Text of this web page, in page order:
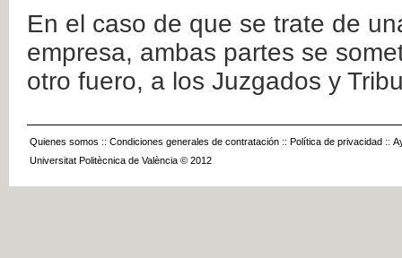
En el caso de que se trate de
empresa, ambas partes se
otro fuero, a los Juzgados y
Quienes somos :: Condiciones generales de contratación :: Política de privacidad ::
Universitat Politècnica de València © 2012